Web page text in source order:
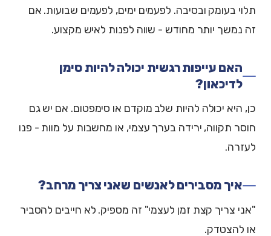
תלוי בעומק ובסיבה. לפעמים ימים, לפעמים שבועות. אם
זה נמשך יותר מחודש - שווה לפנות לאיש מקצוע.
האם עייפות רגשית יכולה להיות סימן
לדיכאון?
כן, היא יכולה להיות שלב מוקדם או סימפטום. אם יש גם
חוסר תקווה, ירידה בערך עצמי, או מחשבות על מוות - פנו
לעזרה.
איך מסבירים לאנשים שאני צריך מרחב?
"אני צריך קצת זמן לעצמי" זה מספיק. לא חייבים להסביר
או להצטדק.